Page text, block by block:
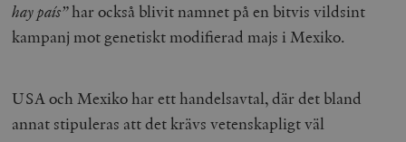
hay país”har också blivit namnet på en bitvis vildsint
kampanj mot genetiskt modifierad majs i Mexiko.
USA och Mexiko har ett handelsavtal, där det bland
annat stipuleras att det krävs vetenskapligt väl